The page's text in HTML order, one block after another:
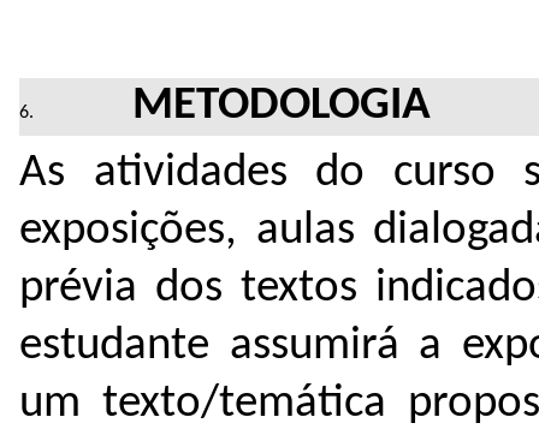
METODOLOGIA
As atividades do curso
exposições, aulas
prévia dos textos
estudante assumirá a
um texto/temática